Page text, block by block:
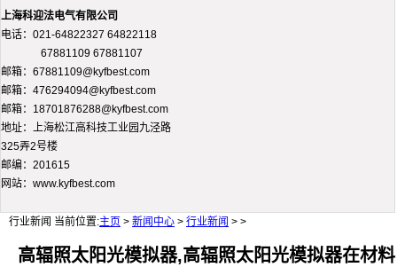
上海科迎法电气有限公司
电话：021-64822327 64822118
67881109 67881107
邮箱：67881109@kyfbest.com
邮箱：476294094@kyfbest.com
邮箱：18701876288@kyfbest.com
地址：上海松江高科技工业园九泾路
325弄2号楼
邮编：201615
网站：www.kyfbest.com
行业新闻 当前位置:主页 > 新闻中心 > 行业新闻 > >
高辐照太阳光模拟器,高辐照太阳光模拟器在材料